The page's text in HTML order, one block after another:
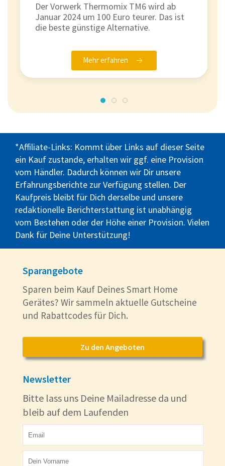
Der Vorwerk Thermomix TM6 wird ab
Januar 2024 um 100 Euro teurer. Das ist
die beste günstige Alternative.
Mehr erfahren
*Affiliate-Links: Kommt über Links auf dieser Seite
ein Kauf zustande, erhalten wir ggf. eine Provision
vom Händler. Dadurch können wir Dir unsere
Erfahrungsberichte zur Verfügung stellen. Der
Kaufpreis bleibt für Dich derselbe und unsere
redaktionelle Berichterstattung ist unabhängig
vom Bestehen oder der Höhe einer Provision. Vielen
Dank für Deine Unterstützung!
Sparangebote
Sparen beim Kauf Deines Smart Home
Gerätes? Wir sammeln aktuelle Gutscheine
und Rabattcodes für Dich.
Zu den Angeboten
Newsletter
Bitte lass uns Deine Mailadresse da und
bleib auf dem Laufenden